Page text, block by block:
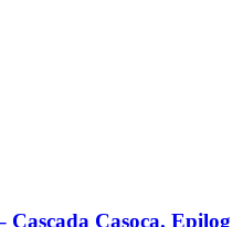
Cașoca. Epilog